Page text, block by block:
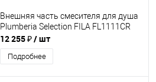
Внешняя часть смесителя для душа
Plumberia Selection FILA FL1111CR
12 255 ₽/ шт
Подробнее